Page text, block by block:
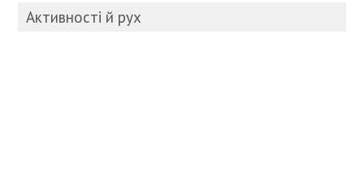
Активності й рух